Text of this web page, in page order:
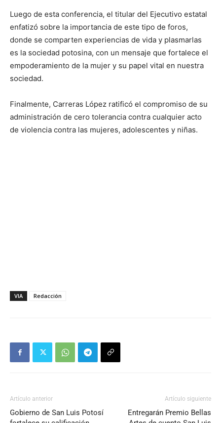
Luego de esta conferencia, el titular del Ejecutivo estatal
enfatizó sobre la importancia de este tipo de foros,
donde se comparten experiencias de vida y plasmarlas
es la sociedad potosina, con un mensaje que fortalece el
empoderamiento de la mujer y su papel vital en nuestra
sociedad.
Finalmente, Carreras López ratificó el compromiso de su
administración de cero tolerancia contra cualquier acto
de violencia contra las mujeres, adolescentes y niñas.
VIA Redacción
Artículo anterior
Gobierno de San Luis Potosí
Artículo siguiente
Entregarán Premio Bellas